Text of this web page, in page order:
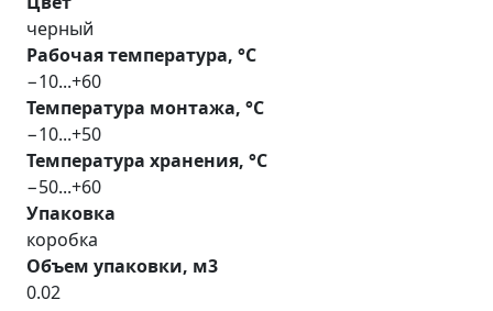
черный
Рабочая температура, °С
−10...+60
Температура монтажа, °С
−10...+50
Температура хранения, °С
−50...+60
Упаковка
коробка
Объем упаковки, м3
0.02